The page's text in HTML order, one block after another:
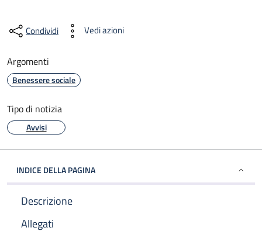
Condividi Vedi azioni
Argomenti
Benessere sociale
Tipo di notizia
Avvisi
INDICE DELLA PAGINA
Descrizione
Allegati